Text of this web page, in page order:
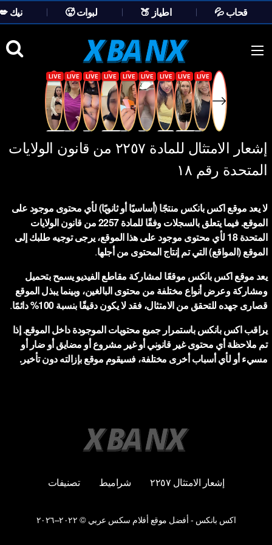
💦 قحاب 🍑 اطياز 🥵 لبوات
💋 نيك
content
إشعار الامتثال للمادة ٢٢٥٧ من قانون الولايات
المتحدة رقم ١٨
لا يعد موقع اكس بانكس منتجًا (أساسيًا أو ثانويًا) لأي محتوى موجود على
الموقع. فيما يتعلق بالسجلات وفقًا للمادة 2257 من قانون الولايات
المتحدة 18 لأي محتوى موجود على هذا الموقع، يرجى توجيه طلبك إلى
الموقع (المواقع) التي تم إنتاج المحتوى من أجلها.
يعد موقع اكس بانكس موقعًا لمشاركة مقاطع الفيديو يسمح بتحميل
ومشاركة وعرض أنواع مختلفة من محتوى البالغين، وبينما يبذل الموقع
قصارى جهده للتحقق من الامتثال، فقد لا يكون دقيقًا بنسبة 100% دائمًا
.
يراقب اكس بانكس باستمرار جميع محتويات الموجودة داخل الموقع. إذا
تم ملاحظة أي محتوى غير قانوني أو غير مشروع أو مضايق أو ضار أو
مسيء أو لأي أسباب أخرى مختلفة، فسيقوم موقع بإزالته دون تأخير.
إشعار الامتثال ٢٢٥٧ شراميط تصنيفات
اكس بانكس - أفضل موقع أفلام سكس عربي © ٢٠٢٢–٢٠٢٦